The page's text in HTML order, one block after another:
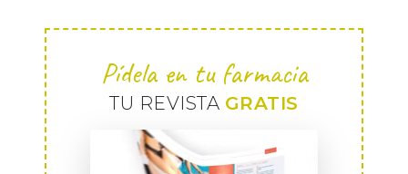
Pídela en tu farmacia
TU REVISTA GRATIS